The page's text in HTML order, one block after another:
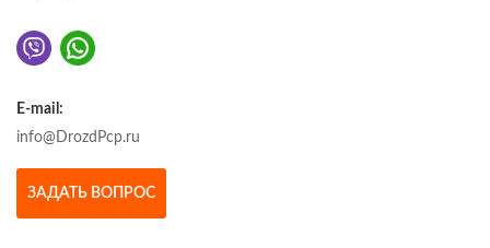
E-mail:
info@DrozdPcp.ru
ЗАДАТЬ ВОПРОС